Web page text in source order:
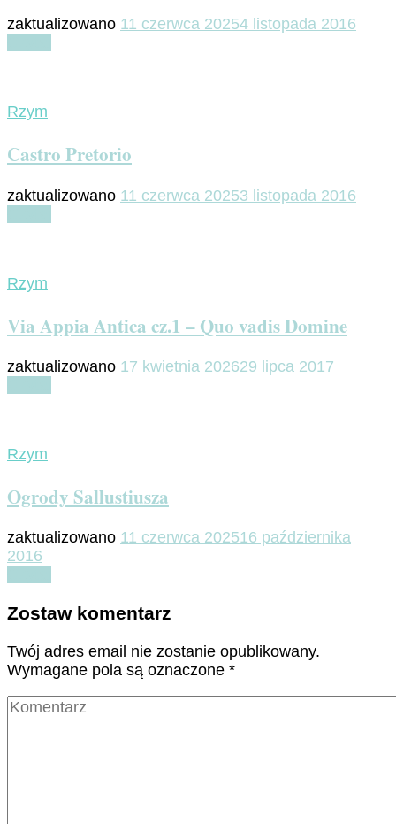
zaktualizowano 11 czerwca 20254 listopada 2016
Rzym
Castro Pretorio
zaktualizowano 11 czerwca 20253 listopada 2016
Rzym
Via Appia Antica cz.1 – Quo vadis Domine
zaktualizowano 17 kwietnia 202629 lipca 2017
Rzym
Ogrody Sallustiusza
zaktualizowano 11 czerwca 202516 października
2016
Zostaw komentarz
Twój adres email nie zostanie opublikowany.
Wymagane pola są oznaczone *